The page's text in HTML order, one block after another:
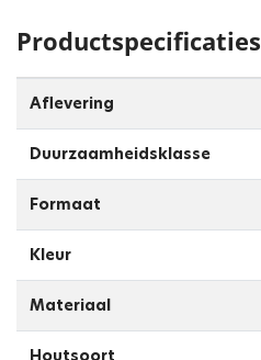
Productspecificaties
Aflevering
Duurzaamheidsklasse
Formaat
Kleur
Materiaal
Houtsoort